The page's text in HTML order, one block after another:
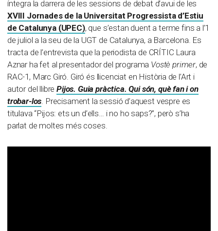
íntegra la darrera de les sessions de debat d’avui de les
XVIII Jornades de la Universitat Progressista d’Estiu
de Catalunya (UPEC), que s’estan duent a terme fins a l’1
de juliol a la seu de la UGT de Catalunya, a Barcelona. Es
tracta de l’entrevista que la periodista de CRÍTIC Laura
Aznar ha fet al presentador del programa Vostè primer, de
RAC-1, Marc Giró. Giró és llicenciat en Història de l’Art i
autor del llibrePijos. Guia pràctica. Qui són, què fan i on
trobar-los. Precisament la sessió d’aquest vespre es
titulava “Pijos: ets un d’ells… i no ho saps?”, però s’ha
parlat de moltes més coses.